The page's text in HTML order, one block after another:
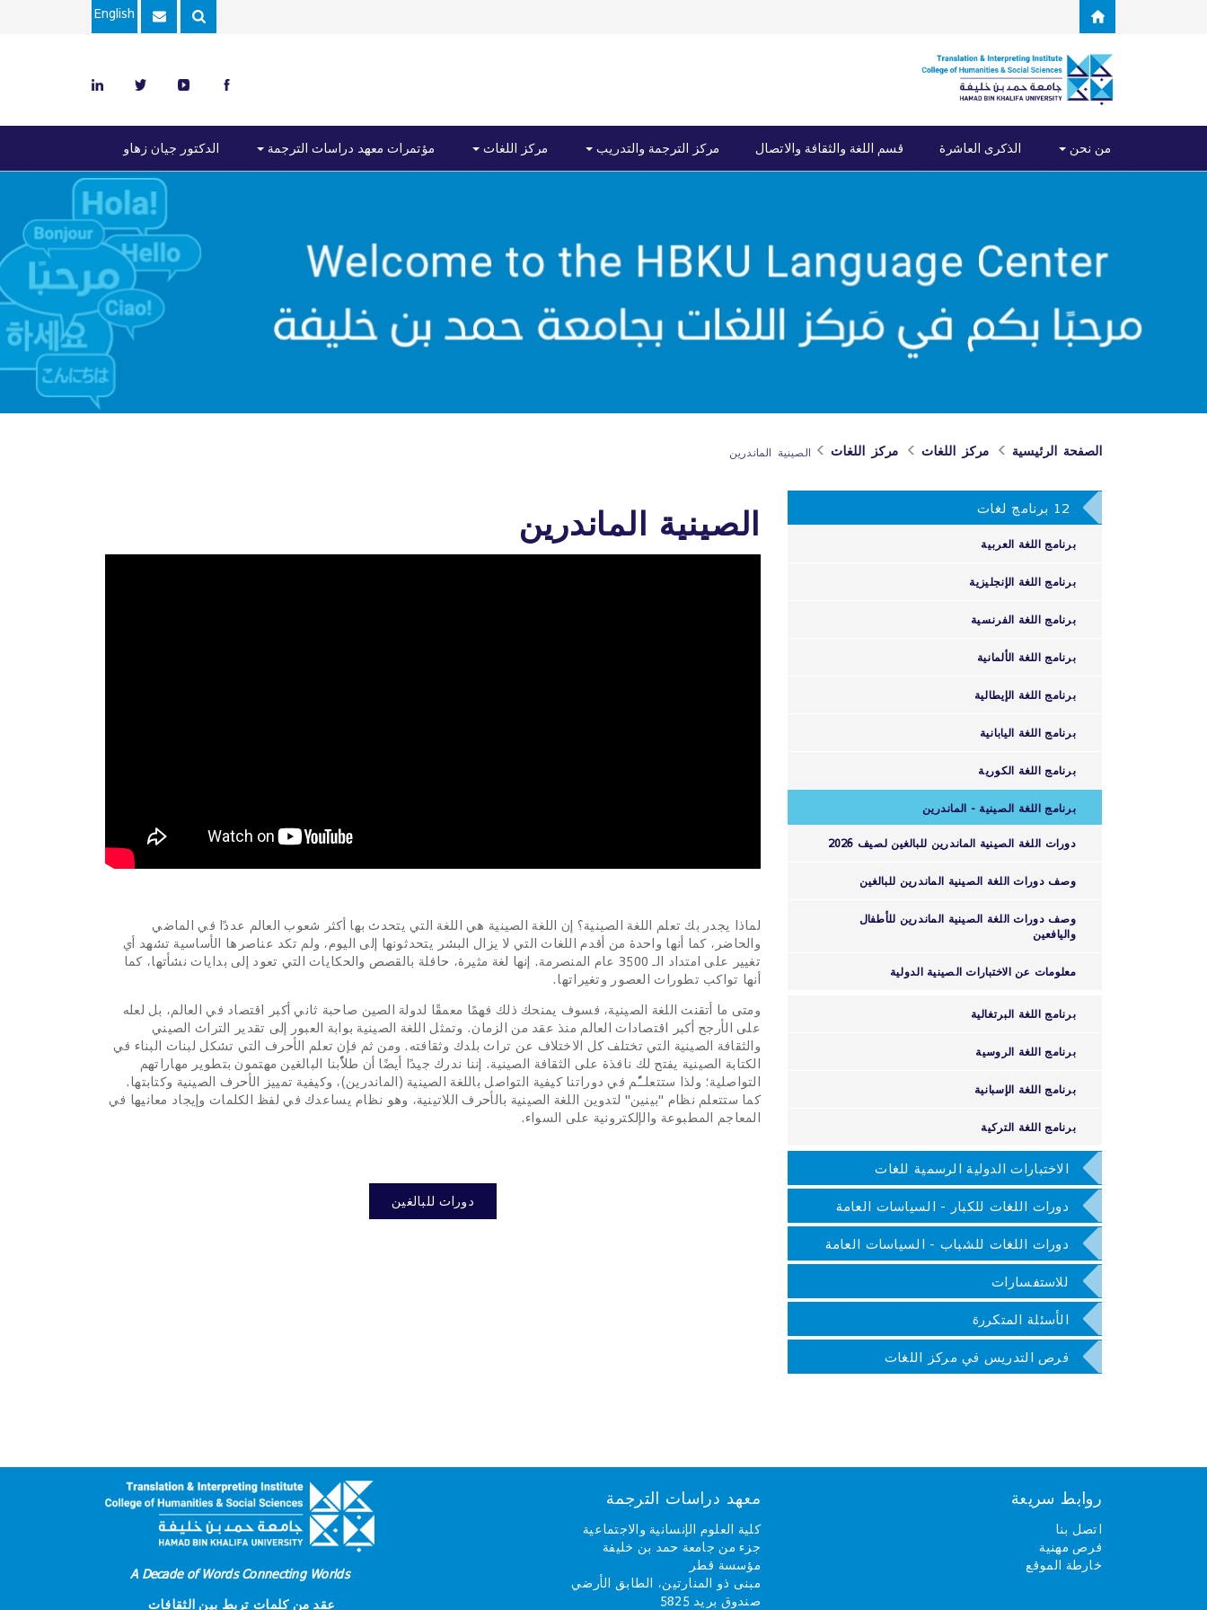
Skip to main content
English
من نحن الذكرى العاشرة قسم اللغة والثقافة والاتصال مركز الترجمة والتدريب مركز اللغات مؤتمرات معهد دراسات الترجمة الدكتور جيان زهاو
الصفحة الرئيسية مركز اللغات مركز اللغات الصينية الماندرين
12 برنامج لغات
برنامج اللغة العربية
برنامج اللغة الإنجليزية
برنامج اللغة الفرنسية
برنامج اللغة الألمانية
برنامج اللغة الإيطالية
برنامج اللغة اليابانية
برنامج اللغة الكورية
برنامج اللغة الصينية - الماندرين
دورات اللغة الصينية الماندرين للبالغين لصيف 2026
وصف دورات اللغة الصينية الماندرين للبالغين
وصف دورات اللغة الصينية الماندرين للأطفال
واليافعين
معلومات عن الاختبارات الصينية الدولية
برنامج اللغة البرتغالية
برنامج اللغة الروسية
برنامج اللغة الإسبانية
برنامج اللغة التركية
الاختبارات الدولية الرسمية للغات
دورات اللغات للكبار - السياسات العامة
دورات اللغات للشباب - السياسات العامة
للاستفسارات
الأسئلة المتكررة
فرص التدريس في مركز اللغات
الصينية الماندرين
لماذا يجدر بك تعلم اللغة الصينية؟ إن اللغة الصينية هي اللغة التي يتحدث بها أكثر شعوب العالم عددًا في الماضي
والحاضر، كما أنها واحدة من أقدم اللغات التي لا يزال البشر يتحدثونها إلى اليوم، ولم تكد عناصرها الأساسية تشهد أي
تغيير على امتداد الـ 3500 عام المنصرمة. إنها لغة مثيرة، حافلة بالقصص والحكايات التي تعود إلى بدايات نشأتها، كما
أنها تواكب تطورات العصور وتغيراتها.
ومتى ما أتقنت اللغة الصينية، فسوف يمنحك ذلك فهمًا معمقًا لدولة الصين صاحبة ثاني أكبر اقتصاد في العالم، بل لعله
على الأرجح أكبر اقتصادات العالم منذ عقد من الزمان. وتمثل اللغة الصينية بوابة العبور إلى تقدير التراث الصيني
والثقافة الصينية التي تختلف كل الاختلاف عن تراث بلدك وثقافته. ومن ثم فإن تعلم الأحرف التي تشكل لبنات البناء في
الكتابة الصينية يفتح لك نافذة على الثقافة الصينية. إننا ندرك جيدًا أيضًا أن طلاّبنا البالغين مهتمون بتطوير مهاراتهم
التواصلية؛ ولذا ستتعلــّم في دوراتنا كيفية التواصل باللغة الصينية (الماندرين)، وكيفية تمييز الأحرف الصينية وكتابتها.
كما ستتعلم نظام "بينين" لتدوين اللغة الصينية بالأحرف اللاتينية، وهو نظام يساعدك في لفظ الكلمات وإيجاد معانيها في
المعاجم المطبوعة والإلكترونية على السواء.
دورات للبالغين
روابط سريعة
اتصل بنا
فرص مهنية
خارطة الموقع
معهد دراسات الترجمة
كلية العلوم الإنسانية والاجتماعية
جزء من جامعة حمد بن خليفة
مؤسسة قطر
مبنى ذو المنارتين، الطابق الأرضي
صندوق بريد 5825
A Decade of Words Connecting Worlds
عقد من كلمات تربط بين الثقافات